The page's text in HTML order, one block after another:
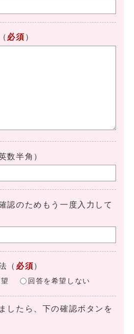
（ 必須 ）
数半角）
認のためもう一度入力して
（ 必須）
回答を希望しない
したら、下の確認ボタンを